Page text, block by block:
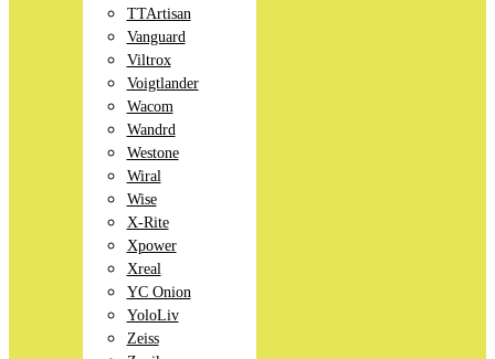
TTArtisan
Vanguard
Viltrox
Voigtlander
Wacom
Wandrd
Westone
Wiral
Wise
X-Rite
Xpower
Xreal
YC Onion
YoloLiv
Zeiss